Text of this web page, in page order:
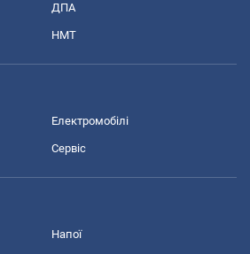
ДПА
НМТ
Електромобілі
Сервіс
Напої